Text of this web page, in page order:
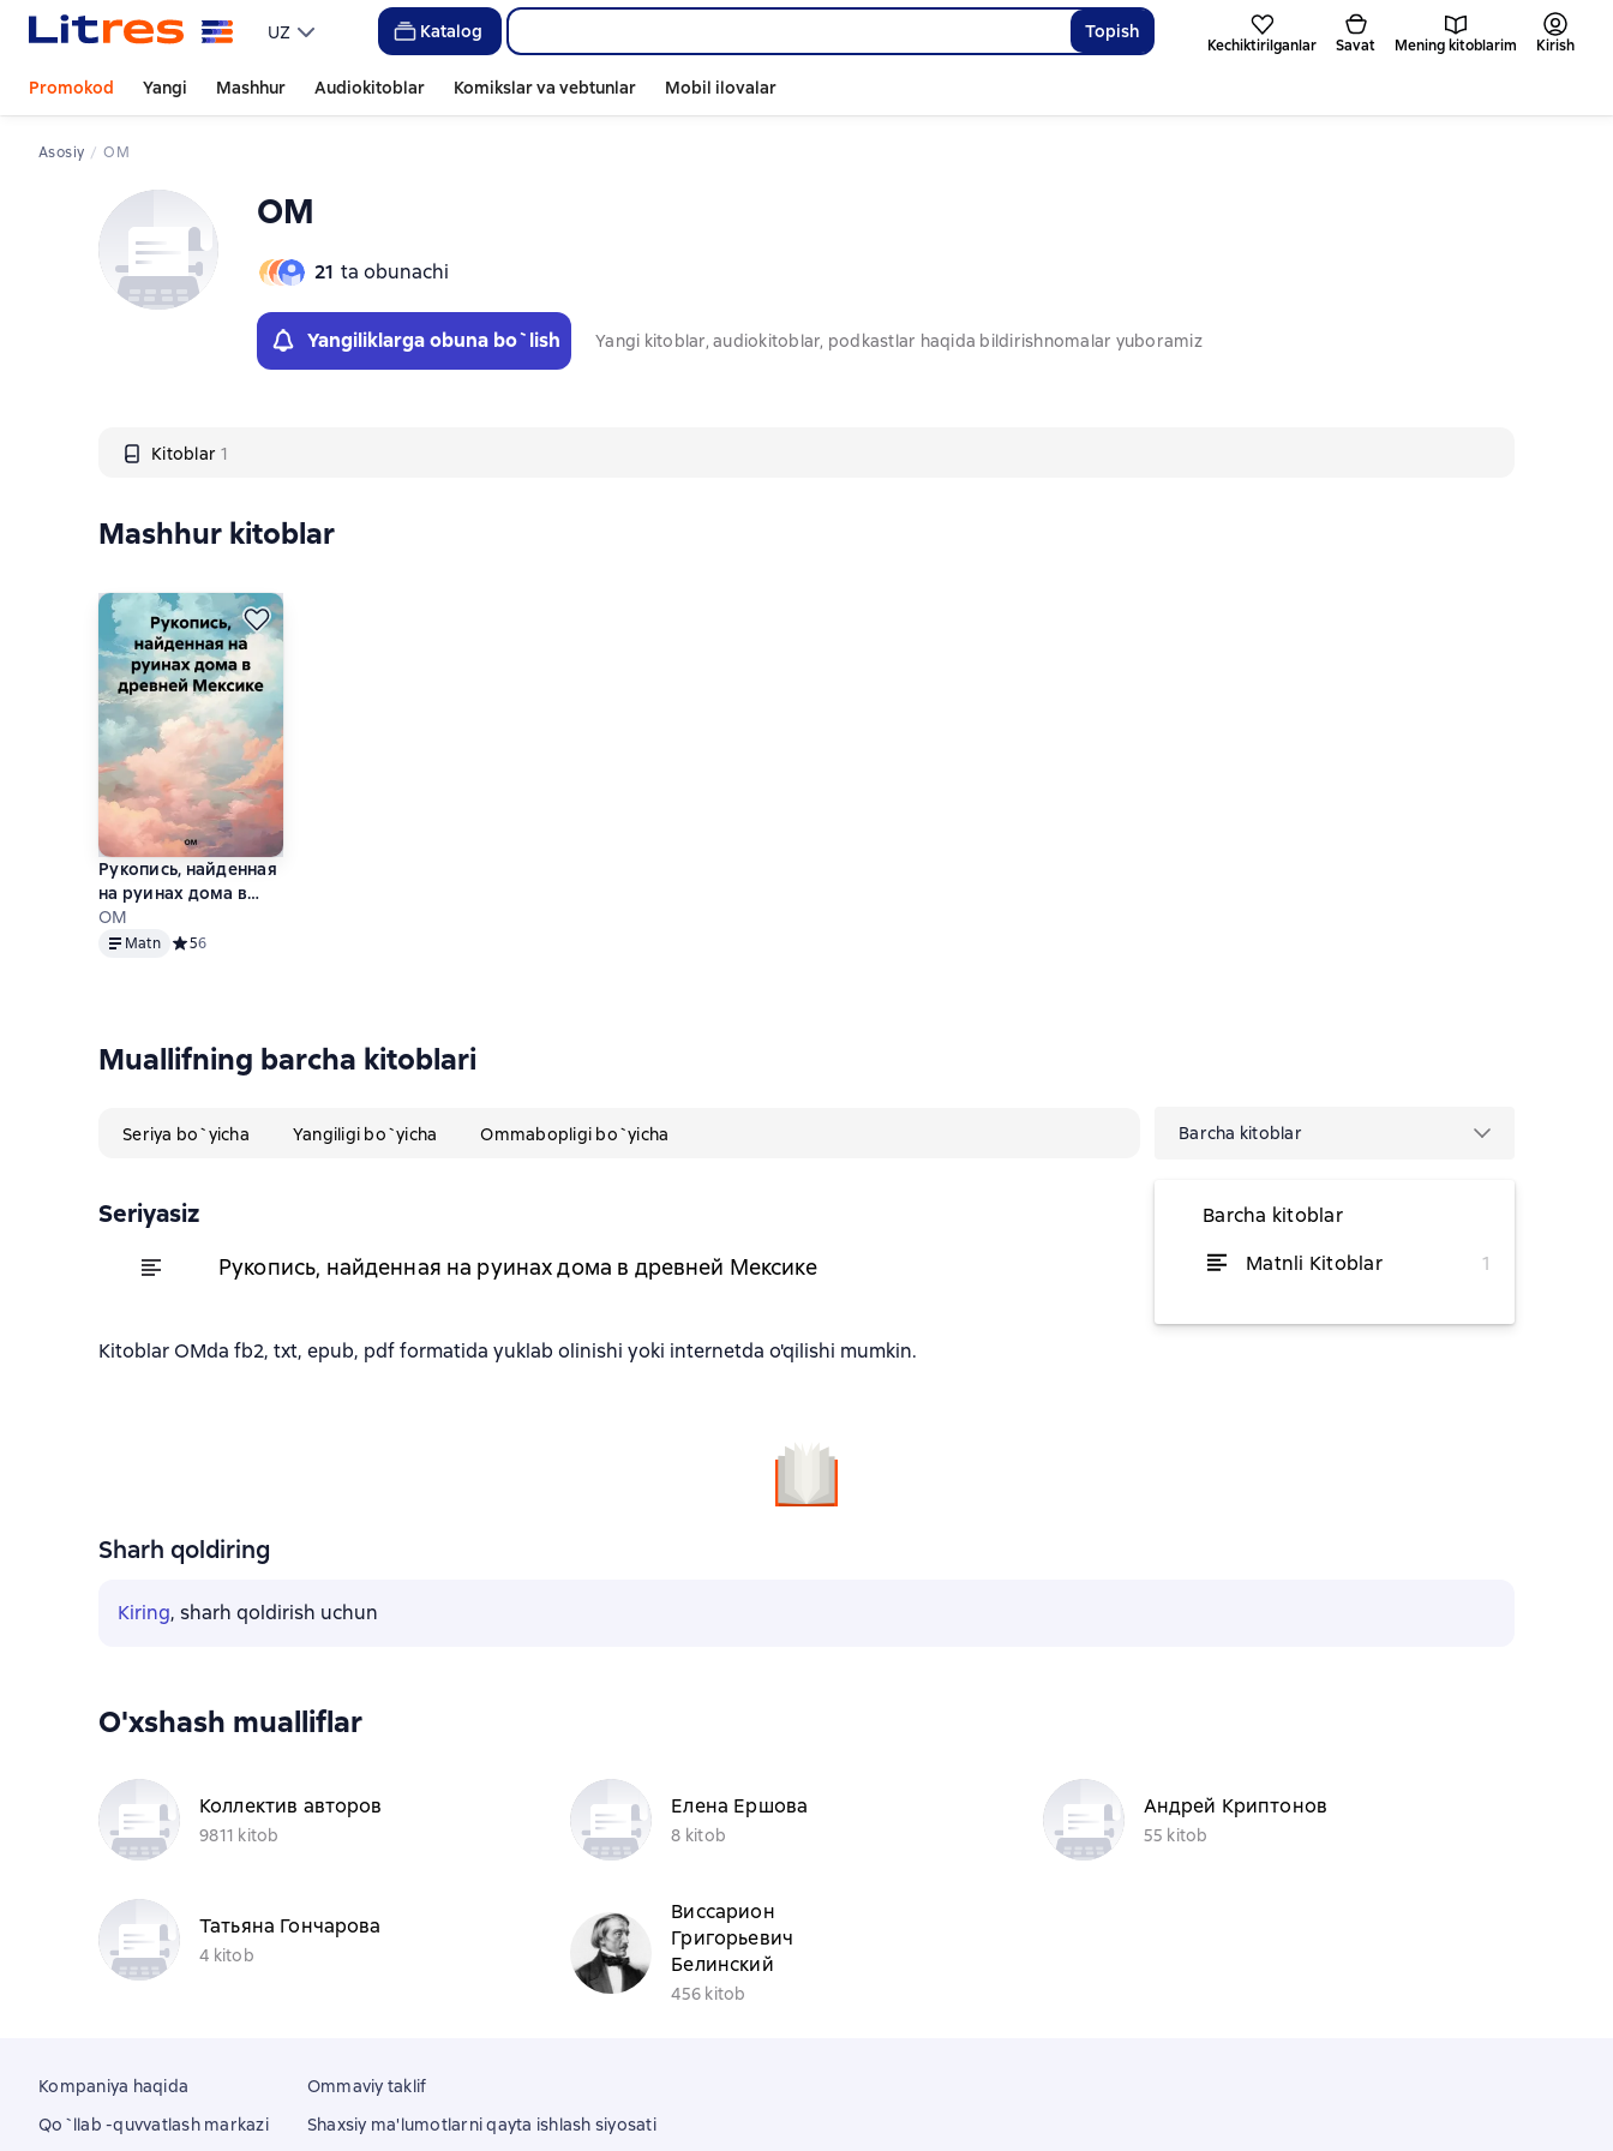
UZ Katalog Topish
Kechiktirilganlar Savat Mening kitoblarim Kirish
Promokod Yangi Mashhur Audiokitoblar Komikslar va vebtunlar Mobil ilovalar
Asosiy ОМ
ОМ
21 ta obunachi
Yangiliklarga obuna bo`lish Yangi kitoblar, audiokitoblar, podkastlar haqida bildirishnomalar yuboramiz
Kitoblar 1
Слайдер с книгами
Mashhur kitoblar
Рукопись, найденная
на руинах дома в
древней Мексике
ОМ
MatnMatn Средний рейтинг 5 на основе 6 оценок
56
Muallifning barcha kitoblari
Seriya bo`yicha Yangiligi bo`yicha Ommabopligi bo`yicha Barcha kitoblar
Barcha kitoblar
Matnli Kitoblar
1
Seriyasiz
Рукопись, найденная на руинах дома в древней Мексике dan 29 230,32 soʻm
Kitoblar ОМda fb2, txt, epub, pdf formatida yuklab olinishi yoki internetda o'qilishi mumkin.
Sharh qoldiring
Kiring, sharh qoldirish uchun
O'xshash mualliflar
Коллектив авторов
9811 kitob
Елена Ершова
8 kitob
Андрей Криптонов
55 kitob
Татьяна Гончарова
4 kitob
Виссарион
Григорьевич
Белинский
456 kitob
Kompaniya haqida
Qo`llab -quvvatlash markazi
Ommaviy taklif
Shaxsiy ma'lumotlarni qayta ishlash siyosati